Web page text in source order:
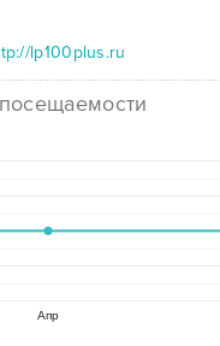
lp100plus.ru
Апр